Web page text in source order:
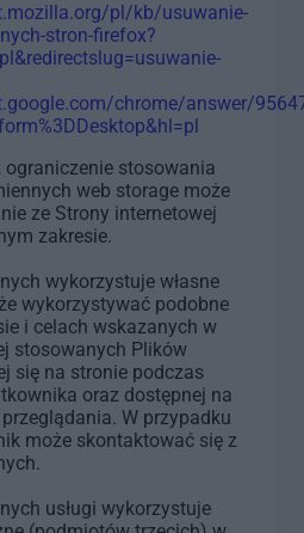
pl/kb/usuwanie-
stron-firefox?
chrome/answer/
ograniczenie stosowania
web storage może
ze Strony internetowej
zakresie.
wykorzystuje własne
wykorzystywać podobne
i celach wskazanych w
stosowanych Plików
się na stronie podczas
oraz dostępnej na
W przypadku
może skontaktować się z
usługi wykorzystuje